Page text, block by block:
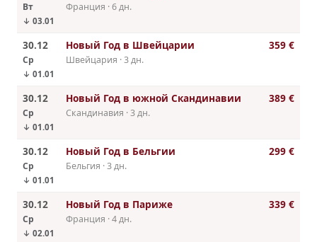
Вт
↓ 03.01
Франция · 6 дн.
30.12
Ср
↓ 01.01
Новый Год в Швейцарии
Швейцария · 3 дн.
359 €
30.12
Ср
↓ 01.01
Новый Год в южной Скандинавии
Скандинавия · 3 дн.
389 €
30.12
Ср
↓ 01.01
Новый Год в Бельгии
Бельгия · 3 дн.
299 €
30.12
Ср
↓ 02.01
Новый Год в Париже
Франция · 4 дн.
339 €